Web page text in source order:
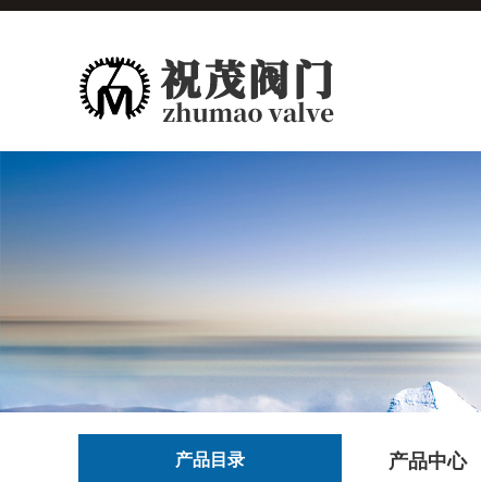
产品目录 产品中心